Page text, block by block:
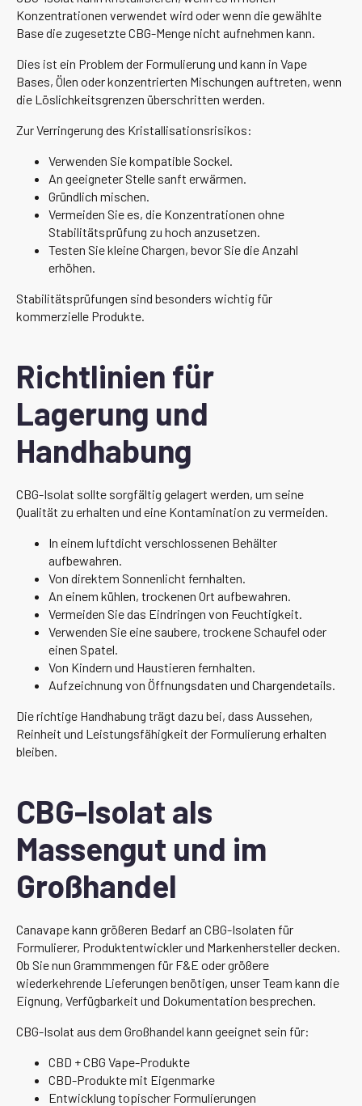
Konzentrationen verwendet wird oder wenn die gewählte
Base die zugesetzte CBG-Menge nicht aufnehmen kann.
Dies ist ein Problem der Formulierung und kann in Vape
Bases, Ölen oder konzentrierten Mischungen auftreten, wenn
die Löslichkeitsgrenzen überschritten werden.
Zur Verringerung des Kristallisationsrisikos:
Verwenden Sie kompatible Sockel.
An geeigneter Stelle sanft erwärmen.
Gründlich mischen.
Vermeiden Sie es, die Konzentrationen ohne
Stabilitätsprüfung zu hoch anzusetzen.
Testen Sie kleine Chargen, bevor Sie die Anzahl
erhöhen.
Stabilitätsprüfungen sind besonders wichtig für
kommerzielle Produkte.
Richtlinien für
Lagerung und
Handhabung
CBG-Isolat sollte sorgfältig gelagert werden, um seine
Qualität zu erhalten und eine Kontamination zu vermeiden.
In einem luftdicht verschlossenen Behälter
aufbewahren.
Von direktem Sonnenlicht fernhalten.
An einem kühlen, trockenen Ort aufbewahren.
Vermeiden Sie das Eindringen von Feuchtigkeit.
Verwenden Sie eine saubere, trockene Schaufel oder
einen Spatel.
Von Kindern und Haustieren fernhalten.
Aufzeichnung von Öffnungsdaten und Chargendetails.
Die richtige Handhabung trägt dazu bei, dass Aussehen,
Reinheit und Leistungsfähigkeit der Formulierung erhalten
bleiben.
CBG-Isolat als
Massengut und im
Großhandel
Canavape kann größeren Bedarf an CBG-Isolaten für
Formulierer, Produktentwickler und Markenhersteller decken.
Ob Sie nun Grammmengen für F&E oder größere
wiederkehrende Lieferungen benötigen, unser Team kann die
Eignung, Verfügbarkeit und Dokumentation besprechen.
CBG-Isolat aus dem Großhandel kann geeignet sein für:
CBD + CBG Vape-Produkte
CBD-Produkte mit Eigenmarke
Entwicklung topischer Formulierungen